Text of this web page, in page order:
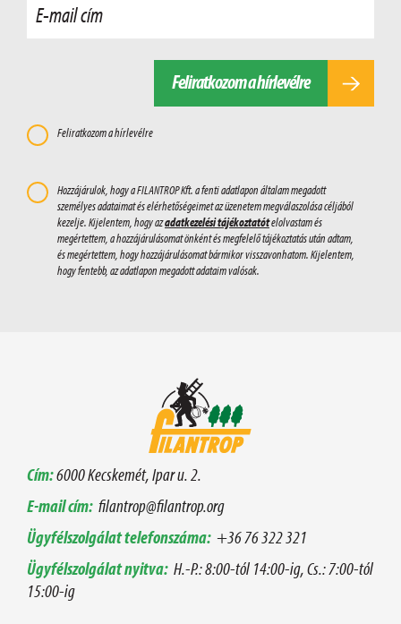
E-mail cím
Feliratkozom a hírlevélre
Feliratkozom a hírlevélre
Hozzájárulok, hogy a FILANTROP Kft. a fenti adatlapon általam megadott
személyes adataimat és elérhetőségeimet az üzenetem megválaszolása céljából
kezelje. Kijelentem, hogy azadatkezelési tájékoztatótelolvastam és
megértettem, a hozzájárulásomat önként és megfelelő tájékoztatás után adtam,
és megértettem, hogy hozzájárulásomat bármikor visszavonhatom. Kijelentem,
hogy fentebb, az adatlapon megadott adataim valósak.
Cím:6000 Kecskemét, Ipar u. 2.
E-mail cím: filantrop@filantrop.org
Ügyfélszolgálat telefonszáma: +36 76 322 321
Ügyfélszolgálat nyitva: H.-P.: 8:00-tól 14:00-ig, Cs.: 7:00-tól
15:00-ig